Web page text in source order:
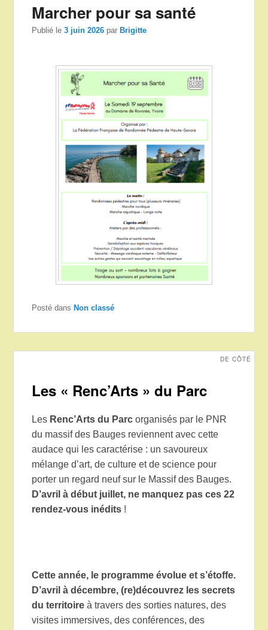
Marcher pour sa santé
Publié le3 juin 2026 par Brigitte
Posté dans Non classé
DE CÔTÉ
Les « Renc’Arts » du Parc
Les Renc’Arts du Parc organisés par le PNR
du massif des Bauges reviennent avec cette
audace qui les caractérise : un savoureux
mélange d’art, de culture et de science pour
porter un regard neuf sur le Massif des Bauges.
D’avril à début juillet, ne manquez pas ces 22
rendez-vous inédits !
Cette année, le programme évolue et s’étoffe.
D’avril à décembre, (re)découvrez les secrets
du territoire à travers des sorties natures, des
visites immersives, des conférences, des